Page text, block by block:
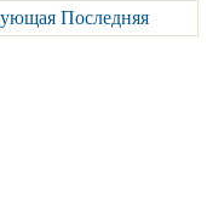
Последняя